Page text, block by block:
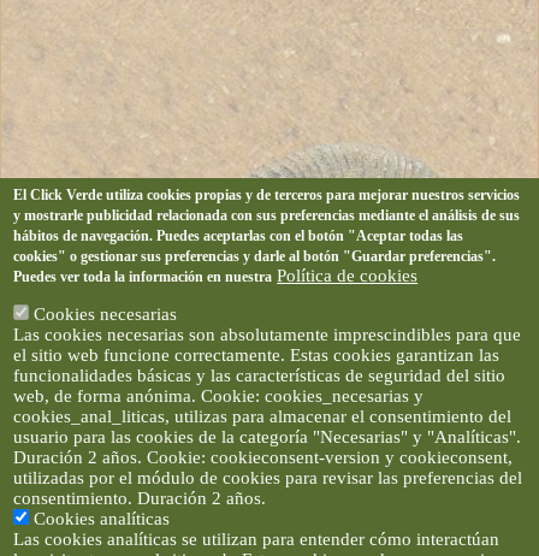
El Click Verde utiliza cookies propias y de terceros para mejorar nuestros servicios
y mostrarle publicidad relacionada con sus preferencias mediante el análisis de sus
hábitos de navegación. Puedes aceptarlas con el botón "Aceptar todas las
cookies" o gestionar sus preferencias y darle al botón "Guardar preferencias".
Puedes ver toda la información en nuestra Política de cookies
Cookies necesarias
Las cookies necesarias son absolutamente imprescindibles para que
el sitio web funcione correctamente. Estas cookies garantizan las
funcionalidades básicas y las características de seguridad del sitio
web, de forma anónima. Cookie: cookies_necesarias y
cookies_anal_liticas, utilizas para almacenar el consentimiento del
usuario para las cookies de la categoría "Necesarias" y "Analíticas".
Duración 2 años. Cookie: cookieconsent-version y cookieconsent,
utilizadas por el módulo de cookies para revisar las preferencias del
consentimiento. Duración 2 años.
Cookies analíticas
Las cookies analíticas se utilizan para entender cómo interactúan